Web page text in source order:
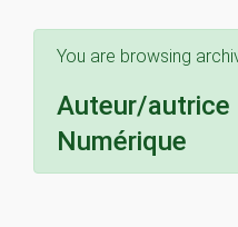
You are browsing
Auteur/autrice
Numérique